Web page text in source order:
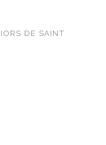
DE SAINT